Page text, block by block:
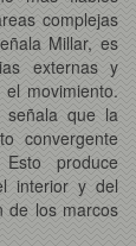
complejas
Millar, es
externas y
movimiento.
que la
convergente
produce
interior y del
de los marcos